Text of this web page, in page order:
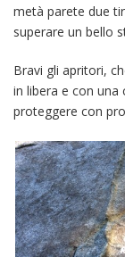
metà parete due
superare un bello
Bravi gli apritori,
in libera e con una
proteggere con